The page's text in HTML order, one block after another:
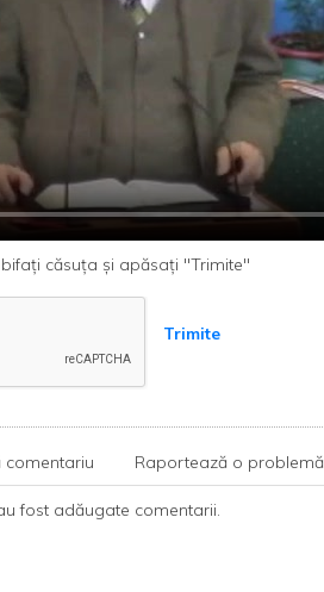
căsuța și apăsați "Trimite"
Trimite
Raportează o problemă
fost adăugate comentarii.